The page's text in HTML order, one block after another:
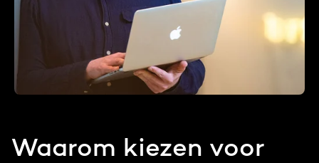
Waarom kiezen voor